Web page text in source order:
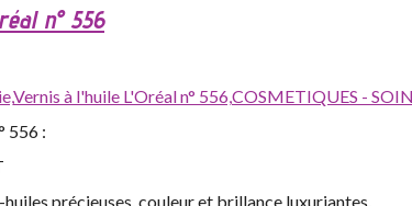
n° 556
Vernis à l'huile L'Oréal n° 556,COSMETIQUES -
556 :
précieuses, couleur et brillance luxuriantes.